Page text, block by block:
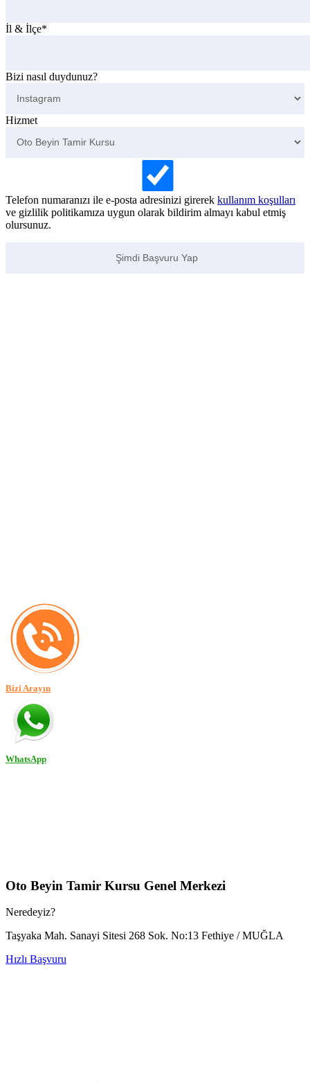
İl & İlçe*
Bizi nasıl duydunuz?
Hizmet
Telefon numaranızı ile e-posta adresinizi girerek kullanım koşulları
ve gizlilik politikamıza uygun olarak bildirim almayı kabul etmiş
olursunuz.
Bizi Arayın
WhatsApp
Oto Beyin Tamir Kursu Genel Merkezi
Neredeyiz?
Taşyaka Mah. Sanayi Sitesi 268 Sok. No:13 Fethiye / MUĞLA
Hızlı Başvuru